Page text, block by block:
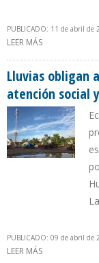
PUBLICADO: 11 de abril de
LEER MÁS
Lluvias obligan
atención social
PUBLICADO: 09 de abril de
LEER MÁS